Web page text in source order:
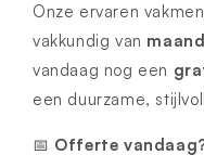
Onze ervaren
vakkundig van
vandaag nog een
een duurzame,
📅 Offerte